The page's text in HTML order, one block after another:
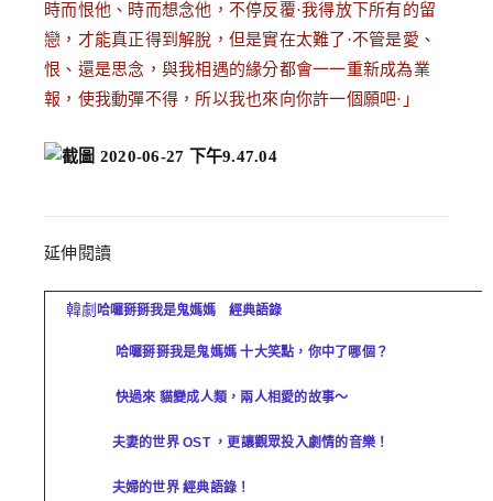
時而恨他、時而想念他，不停反覆·我得放下所有的留
戀，才能真正得到解脫，但是實在太難了·不管是愛、
恨、還是思念，與我相遇的緣分都會一一重新成為業
報，使我動彈不得，所以我也來向你許一個願吧·」
延伸閱讀
韓劇 哈囉掰掰我是鬼媽媽 經典語錄
哈囉掰掰我是鬼媽媽 十大笑點，你中了哪個？
快過來 貓變成人類，兩人相愛的故事～
夫妻的世界 OST ，更讓觀眾投入劇情的音樂！
夫婦的世界 經典語錄！